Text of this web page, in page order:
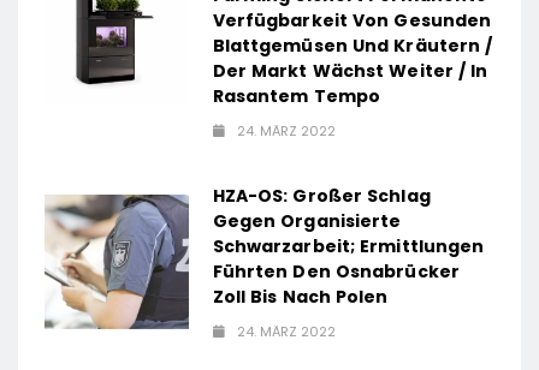
Verfügbarkeit Von Gesunden
Blattgemüsen Und Kräutern /
Der Markt Wächst Weiter / In
Rasantem Tempo
24. MÄRZ 2022
HZA-OS: Großer Schlag
Gegen Organisierte
Schwarzarbeit; Ermittlungen
Führten Den Osnabrücker
Zoll Bis Nach Polen
24. MÄRZ 2022